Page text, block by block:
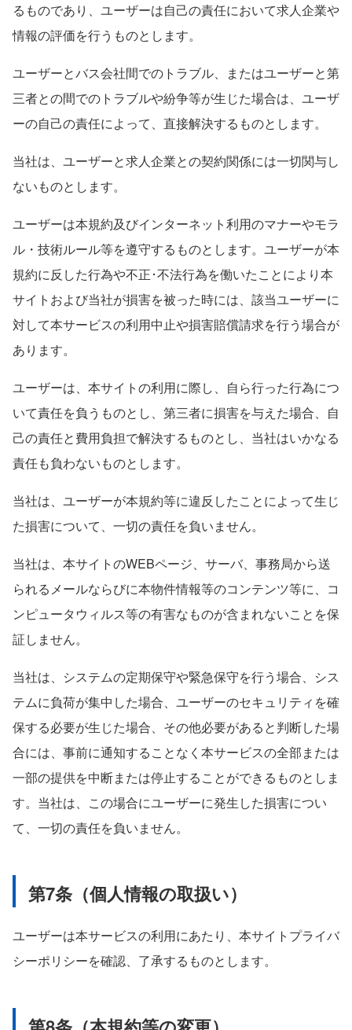
るものであり、ユーザーは自己の責任において求人企業や
情報の評価を行うものとします。
ユーザーとバス会社間でのトラブル、またはユーザーと第
三者との間でのトラブルや紛争等が生じた場合は、ユーザ
ーの自己の責任によって、直接解決するものとします。
当社は、ユーザーと求人企業との契約関係には一切関与し
ないものとします。
ユーザーは本規約及びインターネット利用のマナーやモラ
ル・技術ルール等を遵守するものとします。ユーザーが本
規約に反した行為や不正･不法行為を働いたことにより本
サイトおよび当社が損害を被った時には、該当ユーザーに
対して本サービスの利用中止や損害賠償請求を行う場合が
あります。
ユーザーは、本サイトの利用に際し、自ら行った行為につ
いて責任を負うものとし、第三者に損害を与えた場合、自
己の責任と費用負担で解決するものとし、当社はいかなる
責任も負わないものとします。
当社は、ユーザーが本規約等に違反したことによって生じ
た損害について、一切の責任を負いません。
当社は、本サイトのWEBページ、サーバ、事務局から送
られるメールならびに本物件情報等のコンテンツ等に、コ
ンピュータウィルス等の有害なものが含まれないことを保
証しません。
当社は、システムの定期保守や緊急保守を行う場合、シス
テムに負荷が集中した場合、ユーザーのセキュリティを確
保する必要が生じた場合、その他必要があると判断した場
合には、事前に通知することなく本サービスの全部または
一部の提供を中断または停止することができるものとしま
す。当社は、この場合にユーザーに発生した損害につい
て、一切の責任を負いません。
第7条（個人情報の取扱い）
ユーザーは本サービスの利用にあたり、本サイトプライバ
シーポリシーを確認、了承するものとします。